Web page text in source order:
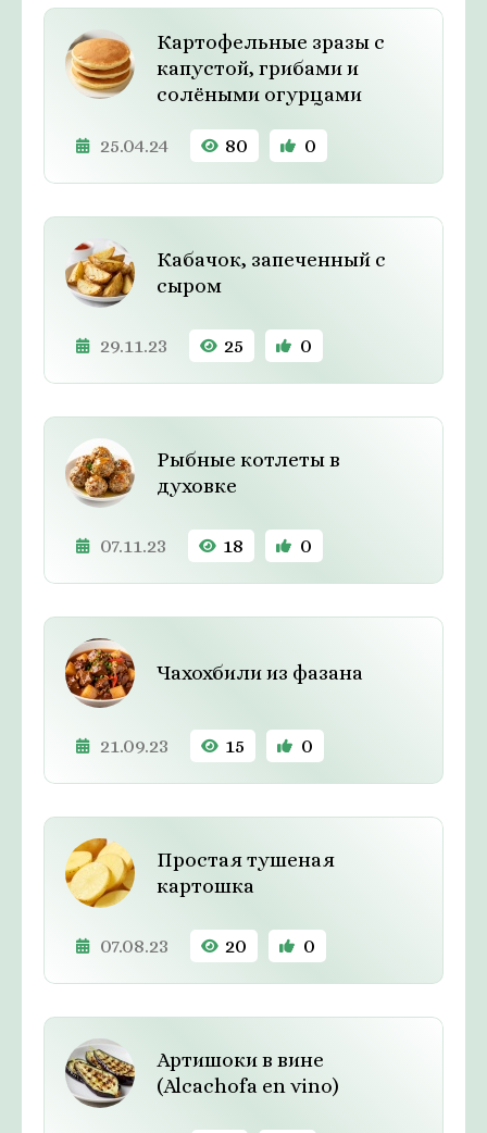
Картофельные зразы с
капустой, грибами и
солёными огурцами
25.04.24 80 0
Кабачок, запеченный с
сыром
29.11.23 25 0
Рыбные котлеты в
духовке
07.11.23 18 0
Чахохбили из фазана
21.09.23 15 0
Простая тушеная
картошка
07.08.23 20 0
Артишоки в вине
(Alcachofa en vino)